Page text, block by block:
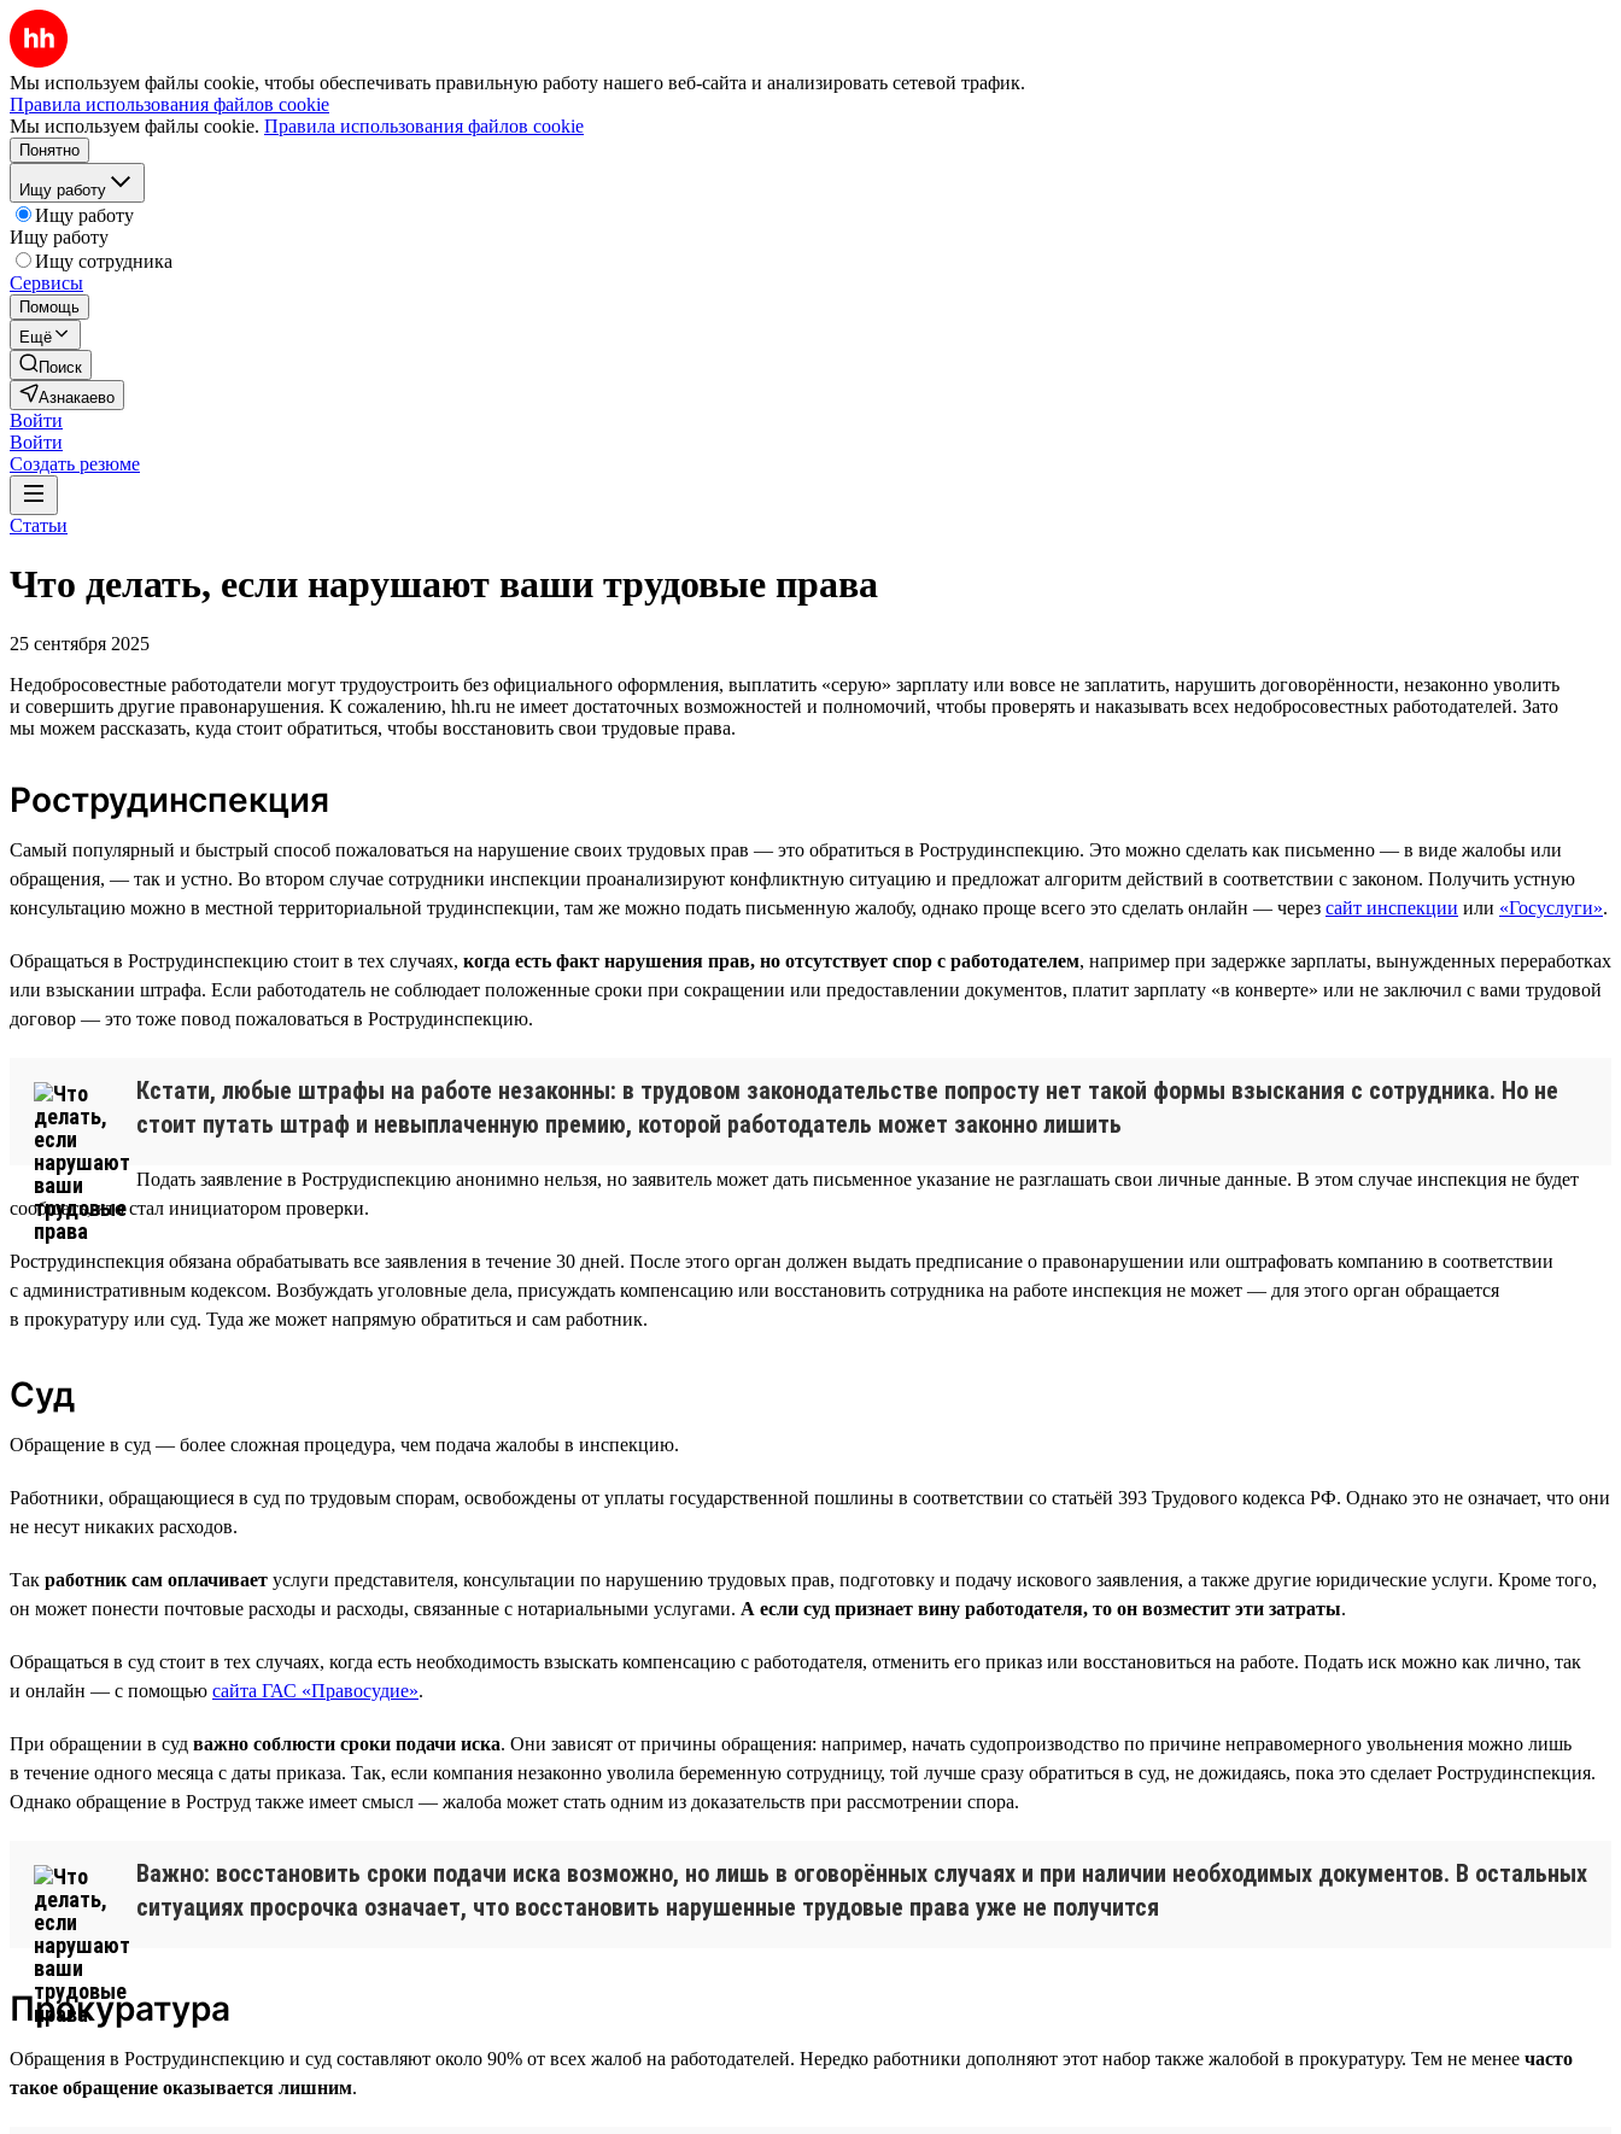
Мы используем файлы cookie, чтобы обеспечивать правильную работу нашего веб-сайта и анализировать сетевой трафик.
Правила использования файлов cookie
Мы используем файлы cookie. Правила использования файлов cookie
Понятно
Ищу работу
Ищу работу
Ищу работу
Ищу сотрудника
Сервисы
Помощь
Ещё
Поиск
Азнакаево
Войти
Войти
Создать резюме
Статьи
Что делать, если нарушают ваши трудовые права
25 сентября 2025
Недобросовестные работодатели могут трудоустроить без официального оформления, выплатить «серую» зарплату или вовсе не заплатить, нарушить договорённости, незаконно уволить
и совершить другие правонарушения. К сожалению, hh.ru не имеет достаточных возможностей и полномочий, чтобы проверять и наказывать всех недобросовестных работодателей. Зато
мы можем рассказать, куда стоит обратиться, чтобы восстановить свои трудовые права.
Рострудинспекция
Cамый популярный и быстрый способ пожаловаться на нарушение своих трудовых прав — это обратиться в Рострудинспекцию. Это можно сделать как письменно — в виде жалобы или
обращения, — так и устно. Во втором случае сотрудники инспекции проанализируют конфликтную ситуацию и предложат алгоритм действий в соответствии с законом. Получить устную
консультацию можно в местной территориальной трудинспекции, там же можно подать письменную жалобу, однако проще всего это сделать онлайн — через сайт инспекции или «Госуслуги».
Обращаться в Рострудинспекцию стоит в тех случаях, когда есть факт нарушения прав, но отсутствует спор с работодателем, например при задержке зарплаты, вынужденных переработках
или взыскании штрафа. Если работодатель не соблюдает положенные сроки при сокращении или предоставлении документов, платит зарплату «в конверте» или не заключил с вами трудовой
договор — это тоже повод пожаловаться в Рострудинспекцию.
Кстати, любые штрафы на работе незаконны: в трудовом законодательстве попросту нет такой формы взыскания с сотрудника. Но не
стоит путать штраф и невыплаченную премию, которой работодатель может законно лишить
Подать заявление в Рострудиспекцию анонимно нельзя, но заявитель может дать письменное указание не разглашать свои личные данные. В этом случае инспекция не будет
сообщать, кто стал инициатором проверки.
Рострудинспекция обязана обрабатывать все заявления в течение 30 дней. После этого орган должен выдать предписание о правонарушении или оштрафовать компанию в соответствии
с административным кодексом. Возбуждать уголовные дела, присуждать компенсацию или восстановить сотрудника на работе инспекция не может — для этого орган обращается
в прокуратуру или суд. Туда же может напрямую обратиться и сам работник.
Суд
Обращение в суд — более сложная процедура, чем подача жалобы в инспекцию.
Работники, обращающиеся в суд по трудовым спорам, освобождены от уплаты государственной пошлины в соответствии со статьёй 393 Трудового кодекса РФ. Однако это не означает, что они
не несут никаких расходов.
Так работник сам оплачивает услуги представителя, консультации по нарушению трудовых прав, подготовку и подачу искового заявления, а также другие юридические услуги. Кроме того,
он может понести почтовые расходы и расходы, связанные с нотариальными услугами. А если суд признает вину работодателя, то он возместит эти затраты.
Обращаться в суд стоит в тех случаях, когда есть необходимость взыскать компенсацию с работодателя, отменить его приказ или восстановиться на работе. Подать иск можно как лично, так
и онлайн — с помощью сайта ГАС «Правосудие».
При обращении в суд важно соблюсти сроки подачи иска. Они зависят от причины обращения: например, начать судопроизводство по причине неправомерного увольнения можно лишь
в течение одного месяца с даты приказа. Так, если компания незаконно уволила беременную сотрудницу, той лучше сразу обратиться в суд, не дожидаясь, пока это сделает Рострудинспекция.
Однако обращение в Роструд также имеет смысл — жалоба может стать одним из доказательств при рассмотрении спора.
Важно: восстановить сроки подачи иска возможно, но лишь в оговорённых случаях и при наличии необходимых документов. В остальных
ситуациях просрочка означает, что восстановить нарушенные трудовые права уже не получится
Прокуратура
Обращения в Рострудинспекцию и суд составляют около 90% от всех жалоб на работодателей. Нередко работники дополняют этот набор также жалобой в прокуратуру. Тем не менее часто
такое обращение оказывается лишним.